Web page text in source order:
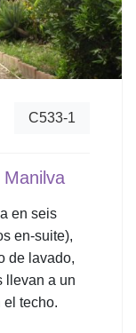
C533-1
en seis
en-suite),
de lavado,
llevan a un
el techo.